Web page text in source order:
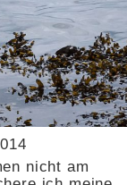
nicht am